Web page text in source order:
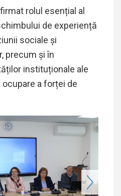
rolul esențial al
de experiență
sociale și
precum și în
instituționale ale
a forței de